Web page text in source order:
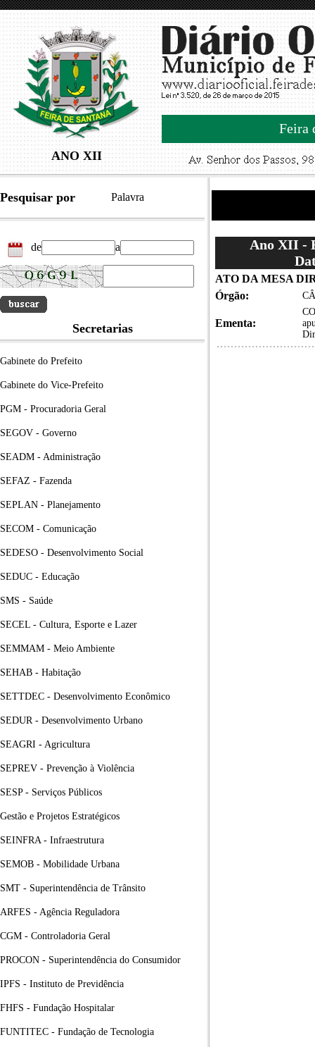
ANO XII
Feira
Pesquisar por Palavra
de a
Secretarias
Gabinete do Prefeito
Gabinete do Vice-Prefeito
PGM - Procuradoria Geral
SEGOV - Governo
SEADM - Administração
SEFAZ - Fazenda
SEPLAN - Planejamento
SECOM - Comunicação
SEDESO - Desenvolvimento Social
SEDUC - Educação
SMS - Saúde
SECEL - Cultura, Esporte e Lazer
SEMMAM - Meio Ambiente
SEHAB - Habitação
SETTDEC - Desenvolvimento Econômico
SEDUR - Desenvolvimento Urbano
SEAGRI - Agricultura
SEPREV - Prevenção à Violência
SESP - Serviços Públicos
Gestão e Projetos Estratégicos
SEINFRA - Infraestrutura
SEMOB - Mobilidade Urbana
SMT - Superintendência de Trânsito
ARFES - Agência Reguladora
CGM - Controladoria Geral
PROCON - Superintendência do Consumidor
IPFS - Instituto de Previdência
FHFS - Fundação Hospitalar
FUNTITEC - Fundação de Tecnologia
Ano XII -
ATO DA MESA
Órgão:
Ementa: